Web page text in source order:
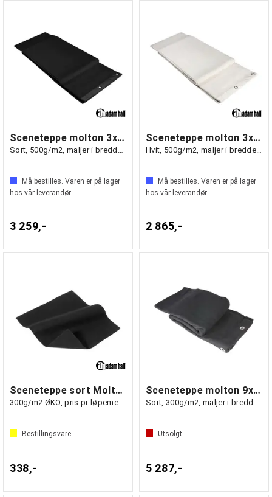
Sceneteppe molton 3x5m ferdigsydd
Sort, 500g/m2, maljer i bredden (5m)
Må bestilles. Varen er på lager
hos vår leverandør
3 259,-
Sceneteppe molton 3x5m ferdigsydd
Hvit, 500g/m2, maljer i bredden (5m)
Må bestilles. Varen er på lager
hos vår leverandør
2 865,-
Sceneteppe sort Molton 300cm bredde
300g/m2 ØKO, pris pr løpemeter
Bestillingsvare
338,-
Sceneteppe molton 9x3m Ferdigsydd
Sort, 300g/m2, maljer i bredden (3m)
Utsolgt
5 287,-